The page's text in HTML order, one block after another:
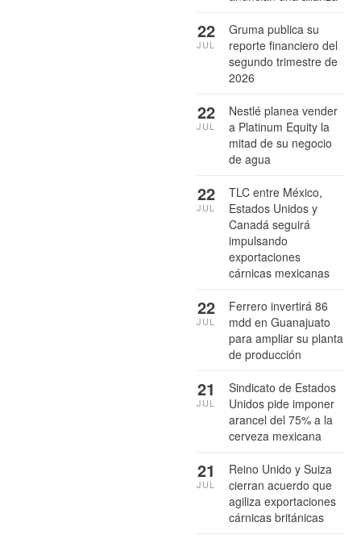
Gruma publica su
reporte financiero del
segundo trimestre de
2026
22
JUL
Nestlé planea vender
a Platinum Equity la
mitad de su negocio
de agua
22
JUL
TLC entre México,
Estados Unidos y
Canadá seguirá
impulsando
exportaciones
cárnicas mexicanas
22
JUL
Ferrero invertirá 86
mdd en Guanajuato
para ampliar su planta
de producción
22
JUL
Sindicato de Estados
Unidos pide imponer
arancel del 75% a la
cerveza mexicana
21
JUL
Reino Unido y Suiza
cierran acuerdo que
agiliza exportaciones
cárnicas británicas
21
JUL